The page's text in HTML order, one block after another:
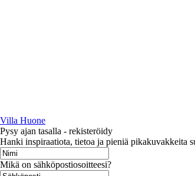
Villa Huone
Pysy ajan tasalla - rekisteröidy
Hanki inspiraatiota, tietoa ja pieniä pikakuvakkeita
Mikä on sähköpostiosoitteesi?